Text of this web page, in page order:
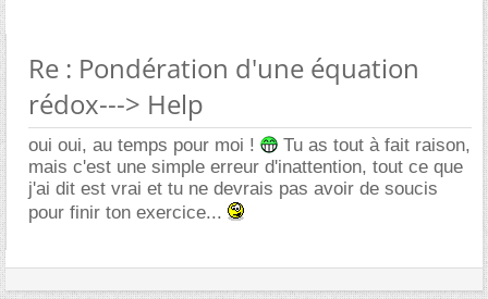
Re : Pondération d'une équation
rédox---> Help
oui oui, au temps pour moi !
Tu as tout à fait raison,
mais c'est une simple erreur d'inattention, tout ce que
j'ai dit est vrai et tu ne devrais pas avoir de soucis
pour finir ton exercice...